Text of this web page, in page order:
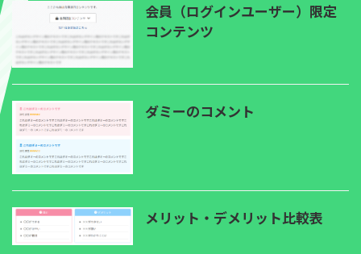
会員（ログインユーザー）限定
コンテンツ
ダミーのコメント
メリット・デメリット比較表